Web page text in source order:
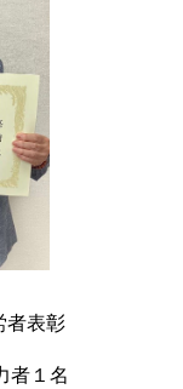
者表彰
者１名